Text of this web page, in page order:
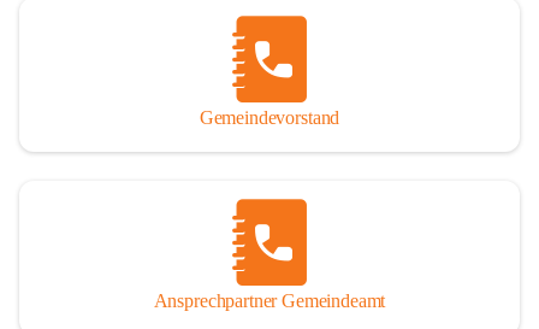
Gemeindevorstand
Ansprechpartner Gemeindeamt